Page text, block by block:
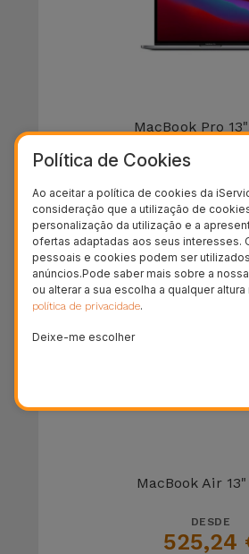
MacBook Pro
535,46
36 MESES
MacBook Air
DESDE
525,24
Política de Cookies
Ao aceitar a política de cookies da
consideração que a utilização de
personalização da utilização e a
ofertas adaptadas aos seus interesses.
pessoais e cookies podem ser
anúncios.Pode saber mais sobre a
ou alterar a sua escolha a qualquer
política de privacidade.
Deixe-me escolher